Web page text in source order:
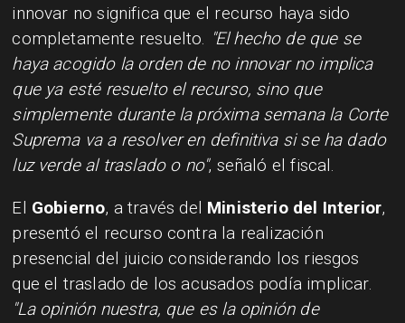
innovar no significa que el recurso haya sido
completamente resuelto. "El hecho de que se
haya acogido la orden de no innovar no implica
que ya esté resuelto el recurso, sino que
simplemente durante la próxima semana la Corte
Suprema va a resolver en definitiva si se ha dado
luz verde al traslado o no", señaló el fiscal.
El Gobierno, a través del Ministerio del Interior,
presentó el recurso contra la realización
presencial del juicio considerando los riesgos
que el traslado de los acusados podía implicar.
"La opinión nuestra, que es la opinión de